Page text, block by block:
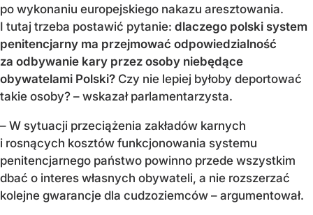
po wykonaniu europejskiego nakazu aresztowania.
I tutaj trzeba postawić pytanie: dlaczego polski system
penitencjarny ma przejmować odpowiedzialność
za odbywanie kary przez osoby niebędące
obywatelami Polski? Czy nie lepiej byłoby deportować
takie osoby? – wskazał parlamentarzysta.
– W sytuacji przeciążenia zakładów karnych
i rosnących kosztów funkcjonowania systemu
penitencjarnego państwo powinno przede wszystkim
dbać o interes własnych obywateli, a nie rozszerzać
kolejne gwarancje dla cudzoziemców – argumentował.